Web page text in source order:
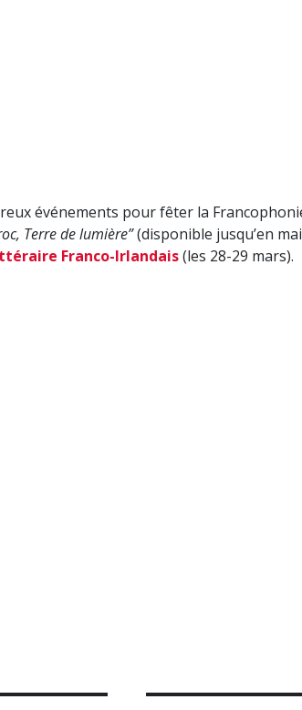
événements pour fêter la
Terre de lumière”(disponible jusqu’en
Franco-Irlandais(les 28-29 mars).